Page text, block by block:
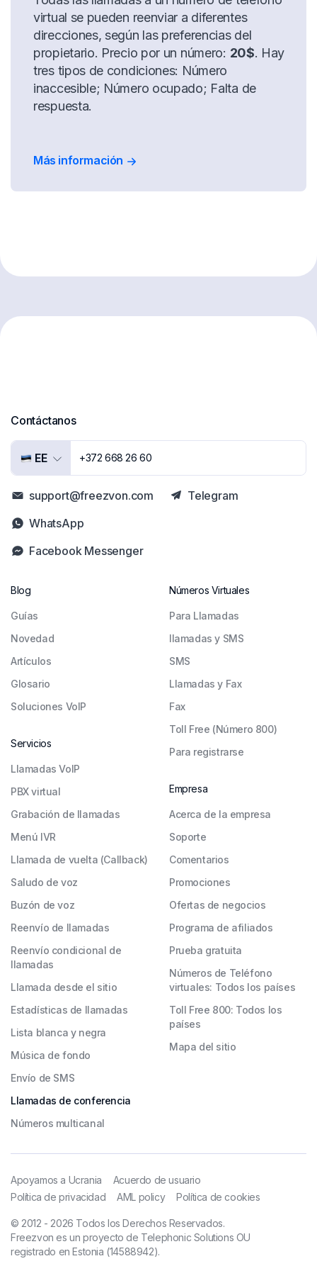
virtual se pueden reenviar a diferentes
direcciones, según las preferencias del
propietario. Precio por un número: 20$. Hay
tres tipos de condiciones: Número
inaccesible; Número ocupado; Falta de
respuesta.
Más información
Contáctanos
EE +372 668 26 60
support@freezvon.com
Facebook Messenger
Telegram
WhatsApp
Blog
Guías
Novedad
Artículos
Glosario
Soluciones VoIP
Servicios
Llamadas VoIP
PBX virtual
Grabación de llamadas
Menú IVR
Llamada de vuelta (Callback)
Saludo de voz
Buzón de voz
Reenvío de llamadas
Reenvío condicional de
llamadas
Llamada desde el sitio
Estadísticas de llamadas
Lista blanca y negra
Música de fondo
Envío de SMS
Llamadas de conferencia
Números multicanal
Números Virtuales
Para Llamadas
llamadas y SMS
SMS
Llamadas y Fax
Fax
Toll Free (Número 800)
Para registrarse
Empresa
Acerca de la empresa
Soporte
Comentarios
Promociones
Ofertas de negocios
Programa de afiliados
Prueba gratuita
Números de Teléfono
virtuales: Todos los países
Toll Free 800: Todos los
países
Mapa del sitio
Apoyamos a Ucrania
Acuerdo de usuario
Política de privacidad
AML policy Política de cookies
© 2012 - 2026 Todos los Derechos Reservados.
Freezvon es un proyecto de Telephonic Solutions OU
registrado en Estonia (14588942).